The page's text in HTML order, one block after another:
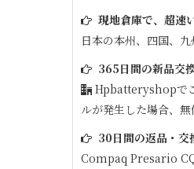
現地倉庫で、超速
日本の本州、四国、
365日間の新品交
Hpbatteryshopで
ルが発生した場合、
30日間の返品・交
Compaq Presario